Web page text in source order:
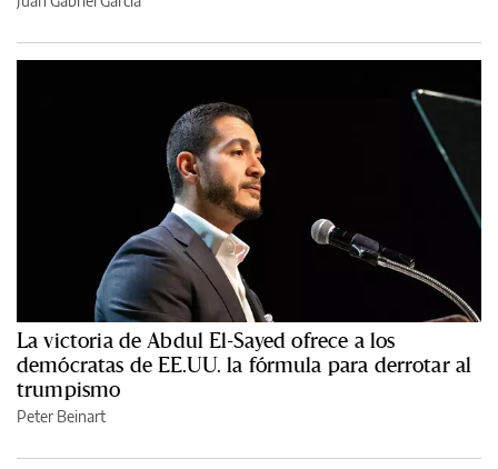
La victoria de Abdul El-Sayed ofrece a los
demócratas de EE.UU. la fórmula para derrotar al
trumpismo
Peter Beinart